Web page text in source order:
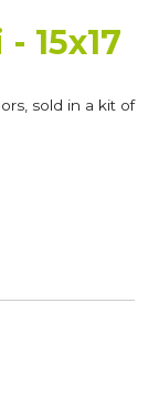
15x17
sold in a kit of